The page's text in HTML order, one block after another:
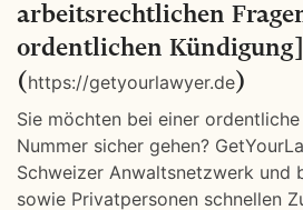
arbeitsrechtlichen
ordentlichen Kündigung]
(https://getyourlawyer.de)
Sie möchten bei einer
Nummer sicher gehen?
Schweizer Anwaltsnetzwerk und
sowie Privatpersonen schnellen